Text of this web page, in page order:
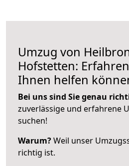
Umzug von
Hofstetten:
Ihnen helfen
Bei uns sind Sie genau
zuverlässige und erfahrene
suchen!
Warum?Weil unser
richtig ist.